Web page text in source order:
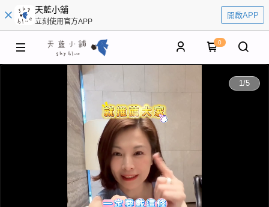
天藍小舖
立刻使用官方APP
開啟APP
0
1/5